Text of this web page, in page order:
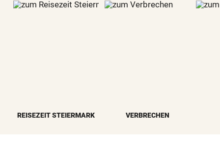
REISEZEIT STEIERMARK VERBRECHEN